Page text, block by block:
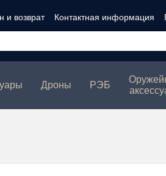
и возврат Контактная информация
Дроны РЭБ